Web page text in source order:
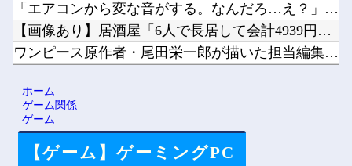
「エアコンから変な音がする。なんだろ…え？」ﾊﾟｼｬｯ → ...
【画像あり】居酒屋「6人で長居して会計4939円！喋りたいだ...
ワンピース原作者・尾田栄一郎が描いた担当編集の似顔絵「ムダに...
【ホロライブ】トワ様3D新衣装くっぞ！他
ホーム
ゲーム関係
ゲーム
【ゲーム】ゲーミングPC